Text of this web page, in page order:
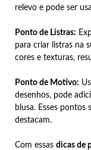
relevo e pode ser
Ponto de Listras:
para criar listras na
cores e texturas,
Ponto de Motivo:
desenhos, pode
blusa. Esses pontos
destacam.
Com essas dicas de